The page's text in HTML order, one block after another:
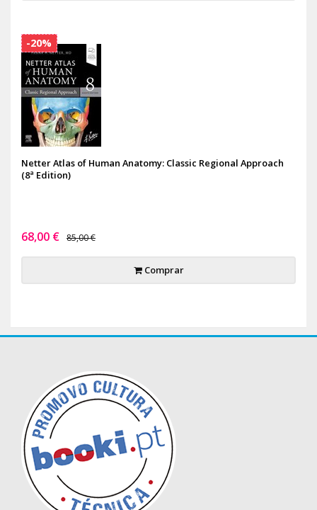
Netter Atlas of Human Anatomy: Classic Regional Approach
(8ª Edition)
68,00 € 85,00 €
Comprar
-20%